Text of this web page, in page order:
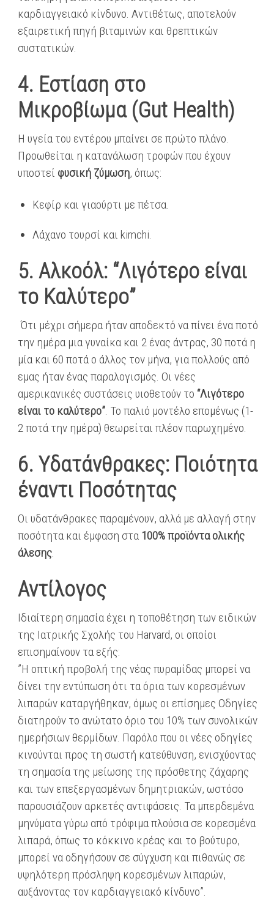
καρδιαγγειακό κίνδυνο. Αντιθέτως, αποτελούν
εξαιρετική πηγή βιταμινών και θρεπτικών
συστατικών.
4. Εστίαση στο
Μικροβίωμα (Gut Health)
Η υγεία του εντέρου μπαίνει σε πρώτο πλάνο.
Προωθείται η κατανάλωση τροφών που έχουν
υποστεί φυσική ζύμωση, όπως:
Κεφίρ και γιαούρτι με πέτσα.
Λάχανο τουρσί και kimchi.
5. Αλκοόλ: “Λιγότερο είναι
το Καλύτερο”
Ότι μέχρι σήμερα ήταν αποδεκτό να πίνει ένα ποτό
την ημέρα μια γυναίκα και 2 ένας άντρας, 30 ποτά η
μία και 60 ποτά ο άλλος τον μήνα, για πολλούς από
εμας ήταν ένας παραλογισμός. Οι νέες
αμερικανικές συστάσεις υιοθετούν το “Λιγότερο
είναι το καλύτερο”. Το παλιό μοντέλο επομένως (1-
2 ποτά την ημέρα) θεωρείται πλέον παρωχημένο.
6. Υδατάνθρακες: Ποιότητα
έναντι Ποσότητας
Οι υδατάνθρακες παραμένουν, αλλά με αλλαγή στην
ποσότητα και έμφαση στα 100% προϊόντα ολικής
άλεσης.
Αντίλογος
Ιδιαίτερη σημασία έχει η τοποθέτηση των ειδικών
της Ιατρικής Σχολής του Harvard, οι οποίοι
επισημαίνουν τα εξής:
​”Η οπτική προβολή ​της νέας πυραμίδας μπορεί να
δίνει την εντύπωση ότι τα όρια των κορεσμένων
λιπαρών καταργήθηκαν, όμως οι επίσημες Οδηγίες
διατηρούν το ανώτατο όριο του 10% των συνολικών
ημερήσιων θερμίδων.​ Παρόλο που οι νέες ​οδηγίες
κινούνται προς τη σωστή κατεύθυνση, ενισχύοντας
τη σημασία της μείωσης της πρόσθετης ζάχαρης
και των επεξεργασμένων δημητριακών​, ωστόσο​
παρουσιάζουν αρκετές αντιφάσεις​. Τα μπερδεμένα
μηνύματα γύρω από τρόφιμα πλούσια σε κορεσμένα
λιπαρά, όπως το κόκκινο κρέας και το βούτυρο,
μπορεί να οδηγήσουν σε σύγχυση και πιθανώς σε
υψηλότερη πρόσληψη κορεσμένων λιπαρών,
αυξάνοντας τον καρδιαγγειακό κίνδυνο​”.